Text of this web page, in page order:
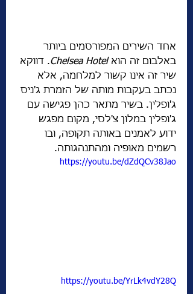
אחד השירים המפורסמים ביותר
באלבום זה הוא Chelsea Hotel. דווקא
שיר זה אינו קשור למלחמה, אלא
נכתב בעקבות מותה של הזמרת ג'ניס
ג'ופלין. בשיר מתאר כהן פגישה עם
ג'ופלין במלון צ'לסי, מקום מפגש
ידוע לאמנים באותה תקופה, ובו
רשמים מאופיה ומהתנהגותה.
https://youtu.be/dZdQCv38Jao
https://youtu.be/YrLk4vdY28Q